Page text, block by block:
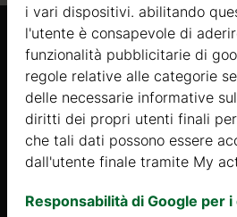
Prodotti Simili
i vari dispositivi. abilitando
l'utente è consapevole di
funzionalità pubblicitarie di
regole relative alle categorie
delle necessarie informative
diritti dei propri utenti finali
che tali dati possono essere
dall'utente finale tramite My
Responsabilità di Google per